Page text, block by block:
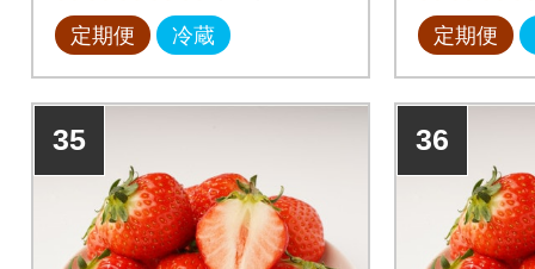
定期便 冷蔵 定期便
35 36